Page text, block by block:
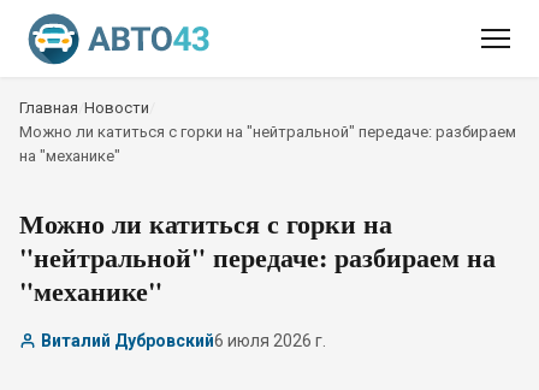
Главная Новости
Можно ли катиться с горки на "нейтральной" передаче: разбираем
на "механике"
Можно ли катиться с горки на
"нейтральной" передаче: разбираем на
"механике"
Виталий Дубровский6 июля 2026 г.